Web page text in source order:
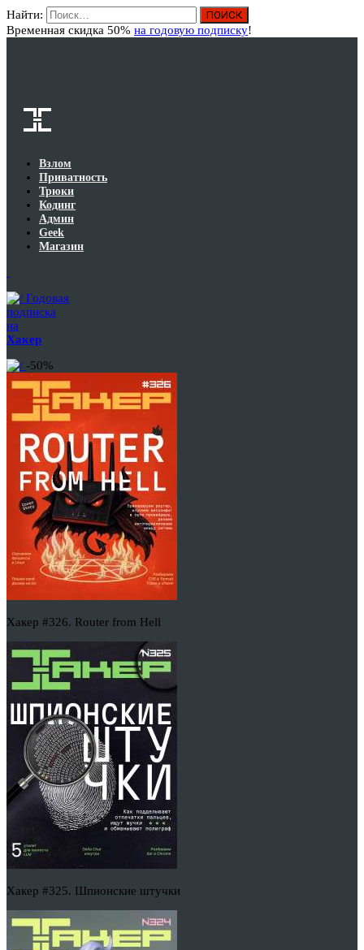
Найти:
Временная скидка 50% на годовую подписку!
Взлом
Приватность
Трюки
Кодинг
Админ
Geek
Магазин
Годовая
подписка
на
Хакер
-50%
Хакер #326. Router from Hell
Хакер #325. Шпионские штучки